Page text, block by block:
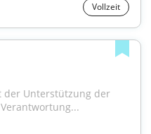
Vollzeit
der Unterstützung der